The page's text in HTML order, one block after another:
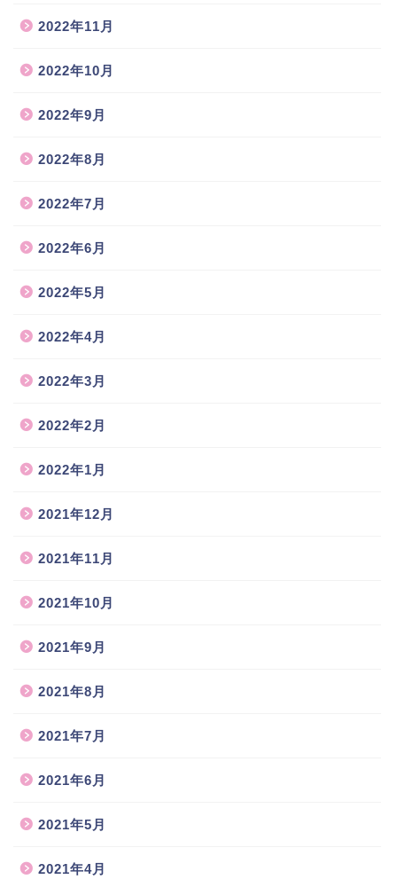
2022年11月
2022年10月
2022年9月
2022年8月
2022年7月
2022年6月
2022年5月
2022年4月
2022年3月
2022年2月
2022年1月
2021年12月
2021年11月
2021年10月
2021年9月
2021年8月
2021年7月
2021年6月
2021年5月
2021年4月